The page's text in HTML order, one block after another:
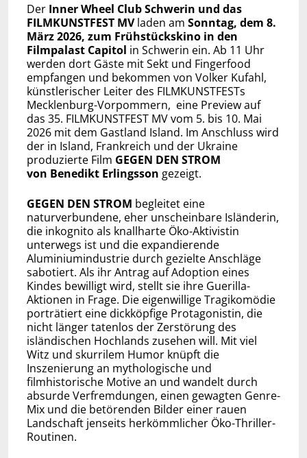
Der Inner Wheel Club Schwerin und das
FILMKUNSTFEST MVladen am Sonntag, dem 8.
März 2026, zum Frühstückskino in den
Filmpalast Capitol in Schwerin ein. Ab 11 Uhr
werden dort Gäste mit Sekt und Fingerfood
empfangen und bekommen von Volker Kufahl,
künstlerischer Leiter des FILMKUNSTFESTs
Mecklenburg-Vorpommern, eine Preview auf
das 35. FILMKUNSTFEST MV vom 5. bis 10. Mai
2026 mit dem Gastland Island. Im Anschluss wird
der in Island, Frankreich und der Ukraine
produzierte Film GEGEN DEN STROM
von Benedikt Erlingsson gezeigt.
GEGEN DEN STROM begleitet eine
naturverbundene, eher unscheinbare Isländerin,
die inkognito als knallharte Öko-Aktivistin
unterwegs ist und die expandierende
Aluminiumindustrie durch gezielte Anschläge
sabotiert. Als ihr Antrag auf Adoption eines
Kindes bewilligt wird, stellt sie ihre Guerilla-
Aktionen in Frage. Die eigenwillige Tragikomödie
porträtiert eine dickköpfige Protagonistin, die
nicht länger tatenlos der Zerstörung des
isländischen Hochlands zusehen will. Mit viel
Witz und skurrilem Humor knüpft die
Inszenierung an mythologische und
filmhistorische Motive an und wandelt durch
absurde Verfremdungen, einen gewagten Genre-
Mix und die betörenden Bilder einer rauen
Landschaft jenseits herkömmlicher Öko-Thriller-
Routinen.